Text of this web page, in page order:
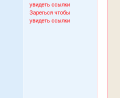
увидеть ссылки
Зарегься чтобы
увидеть ссылки